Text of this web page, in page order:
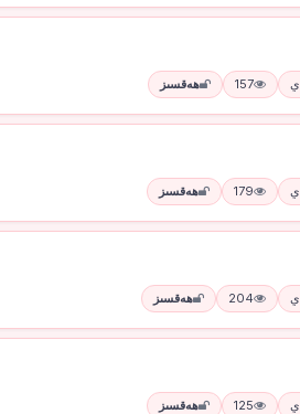
157 ھەقسىز
179 ھەقسىز
204 ھەقسىز
125 ھەقسىز